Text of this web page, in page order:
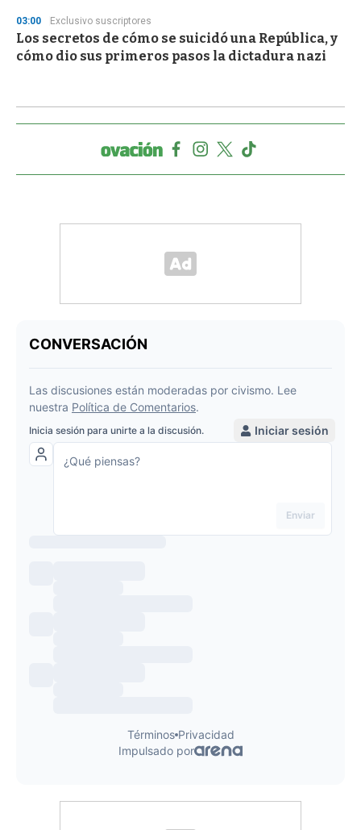
03:00 Exclusivo suscriptores
Los secretos de cómo se suicidó una República, y
cómo dio sus primeros pasos la dictadura nazi